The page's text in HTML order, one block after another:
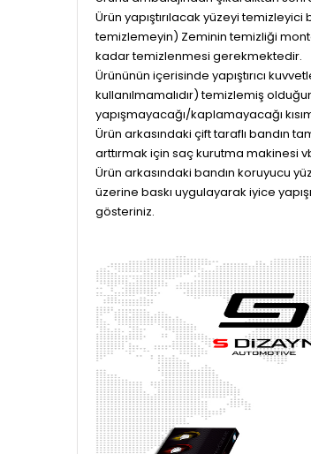
Ürün yapıştırılacak yüzeyi
temizlemeyin) Zeminin temizliği
kadar temizlenmesi gerekmektedir.
Ürününün içerisinde yapıştırıcı
kullanılmamalıdır) temizlemiş
yapışmayacağı/kaplamayacağı
Ürün arkasındaki çift taraflı bandın
arttırmak için saç kurutma makinesi
Ürün arkasındaki bandın koruyucu
üzerine baskı uygulayarak iyice
gösteriniz.